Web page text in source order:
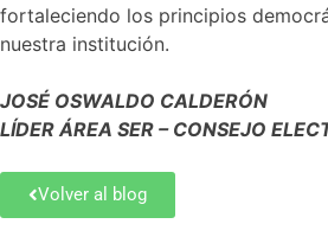
fortaleciendo los principios
nuestra institución.
JOSÉ OSWALDO CALDERÓN
LÍDER ÁREA SER – CONSEJO
Volver al blog